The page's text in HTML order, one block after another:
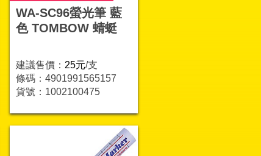
WA-SC96螢光筆 藍
色 TOMBOW 蜻蜓
建議售價： 25元/支
條碼：4901991565157
貨號：1002100475